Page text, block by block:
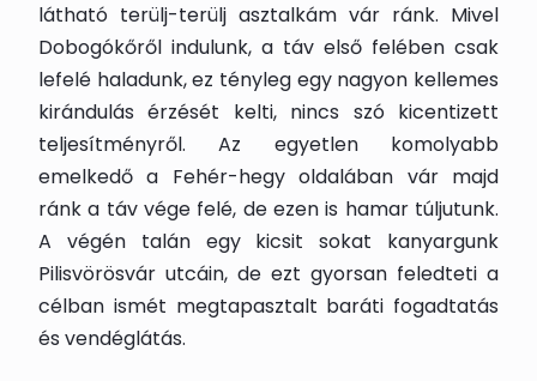
látható terülj-terülj asztalkám vár ránk. Mivel
Dobogókőről indulunk, a táv első felében csak
lefelé haladunk, ez tényleg egy nagyon kellemes
kirándulás érzését kelti, nincs szó kicentizett
teljesítményről. Az egyetlen komolyabb
emelkedő a Fehér-hegy oldalában vár majd
ránk a táv vége felé, de ezen is hamar túljutunk.
A végén talán egy kicsit sokat kanyargunk
Pilisvörösvár utcáin, de ezt gyorsan feledteti a
célban ismét megtapasztalt baráti fogadtatás
és vendéglátás.